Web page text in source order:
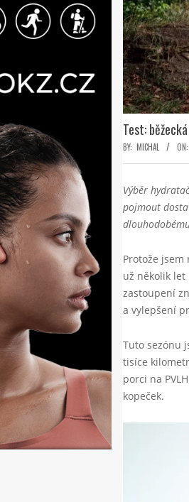
Test:
BY: MICHAL ON:
Výběr
pojmout
Protože
už několik let
zastoupení
a vylepšení
Tuto sezónu
tisíce
porci na
kopeček.